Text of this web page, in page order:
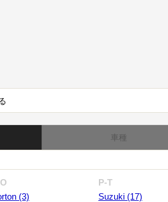
車種
(3)
P-T
Suzuki (17)